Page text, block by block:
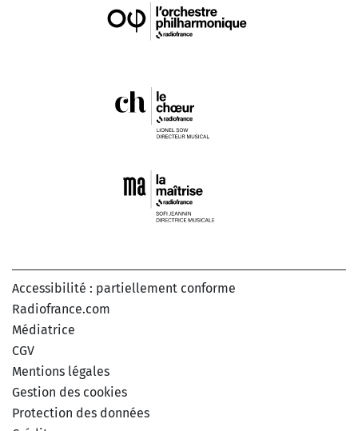
Accessibilité : partiellement conforme
Radiofrance.com
Médiatrice
CGV
Mentions légales
Gestion des cookies
Protection des données